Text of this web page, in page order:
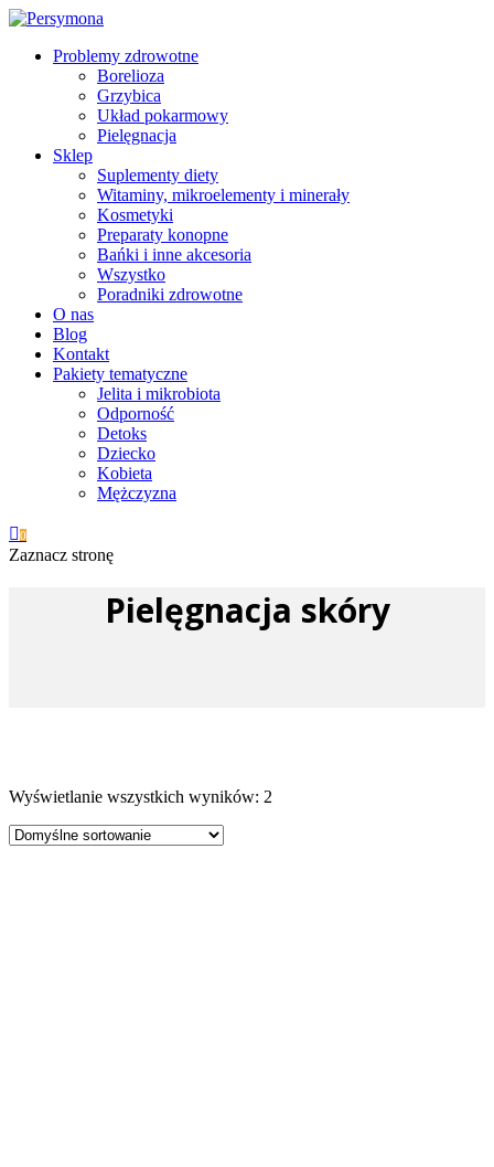
Problemy zdrowotne
Borelioza
Grzybica
Układ pokarmowy
Pielęgnacja
Sklep
Suplementy diety
Witaminy, mikroelementy i minerały
Kosmetyki
Preparaty konopne
Bańki i inne akcesoria
Wszystko
Poradniki zdrowotne
O nas
Blog
Kontakt
Pakiety tematyczne
Jelita i mikrobiota
Odporność
Detoks
Dziecko
Kobieta
Mężczyzna
0
Zaznacz stronę
Pielęgnacja skóry
Wyświetlanie wszystkich wyników: 2